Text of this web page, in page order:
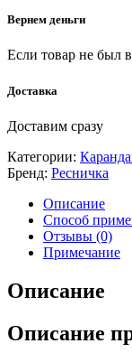
Вернем деньги
Если товар не был
Доставка
Доставим сразу
Категории:
Бренд: Ресничка
Описание
Способ
Отзывы (0)
Примечание
Описание
Описание